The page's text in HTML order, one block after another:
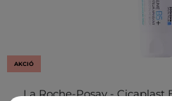
AKCIÓ
La Roche-Posay - Cicaplast